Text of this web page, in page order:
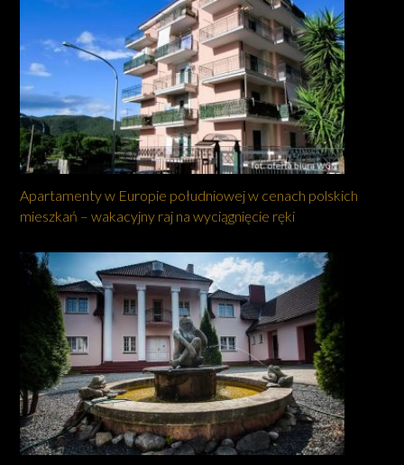
Apartamenty w Europie południowej w cenach polskich
mieszkań – wakacyjny raj na wyciągnięcie ręki